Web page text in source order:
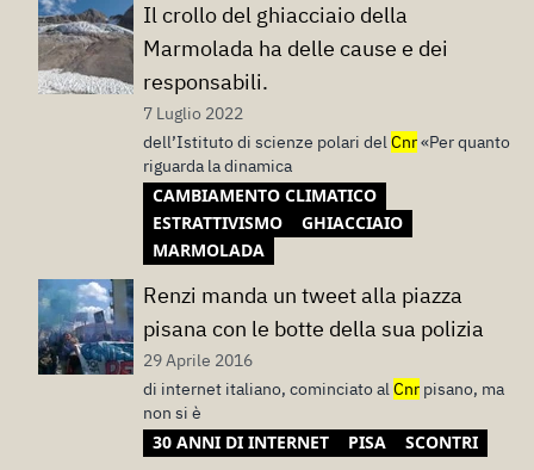
Il crollo del ghiacciaio della
Marmolada ha delle cause e dei
responsabili.
7 Luglio 2022
dell’Istituto di scienze polari delCnr«Per quanto
riguarda la dinamica
CAMBIAMENTO CLIMATICO
ESTRATTIVISMO
GHIACCIAIO
MARMOLADA
Renzi manda un tweet alla piazza
pisana con le botte della sua polizia
29 Aprile 2016
di internet italiano, cominciato alCnr pisano, ma
non si è
30 ANNI DI INTERNET PISA SCONTRI